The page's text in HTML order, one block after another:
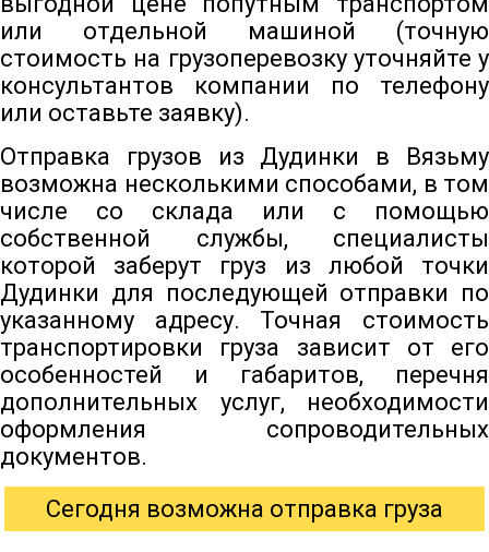
или отдельной машиной (точную
стоимость на грузоперевозку уточняйте у
консультантов компании по телефону
или оставьте заявку).
Отправка грузов из Дудинки в Вязьму
возможна несколькими способами, в том
числе со склада или с помощью
собственной службы, специалисты
которой заберут груз из любой точки
Дудинки для последующей отправки по
указанному адресу. Точная стоимость
транспортировки груза зависит от его
особенностей и габаритов, перечня
дополнительных услуг, необходимости
оформления сопроводительных
документов.
Сегодня возможна отправка груза